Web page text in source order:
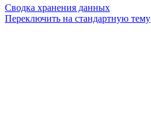
Сводка хранения данных
Переключить на стандартную тему